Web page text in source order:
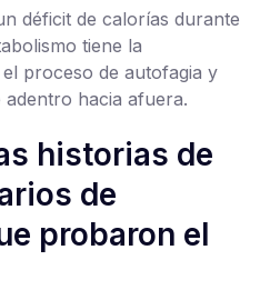
déficit de calorías durante
tiene la
proceso de autofagia y
hacia afuera.
historias de
de
probaron el